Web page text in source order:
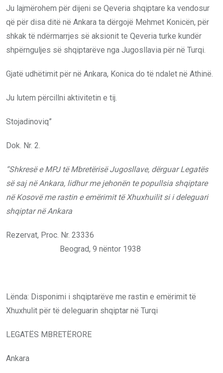
Ju lajmërohem për dijeni se Qeveria shqiptare ka vendosur
që për disa ditë në Ankara ta dërgojë Mehmet Konicën, për
shkak të ndërmarrjes së aksionit te Qeveria turke kundër
shpërnguljes së shqiptarëve nga Jugosllavia për në Turqi.
Gjatë udhëtimit për në Ankara, Konica do të ndalet në Athinë.
Ju lutem përcillni aktivitetin e tij.
Stojadinoviq”
Dok. Nr. 2.
“Shkresë e MPJtë Mbretërisë Jugosllave, dërguar Legatës
së saj në Ankara, lidhur me jehonën te popullsia shqiptare
në Kosovë me rastin e emërimit të Xhuxhuilit si i deleguari
shqiptar në Ankara
Rezervat, Proc. Nr. 23336
Beograd, 9 nëntor 1938
Lënda: Disponimi i shqiptarëve me rastin e emërimit të
Xhuxhulit për të deleguarin shqiptar në Turqi
LEGATËS MBRETËRORE
Ankara